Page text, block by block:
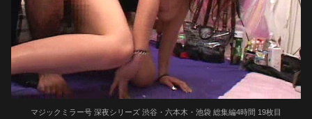
マジックミラー号 深夜シリーズ 渋谷・六本木・池袋 総集編4時間 19枚目